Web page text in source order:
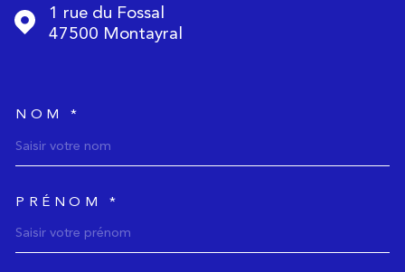
1 rue du Fossal
47500
Montayral
NOM *
PRÉNOM *